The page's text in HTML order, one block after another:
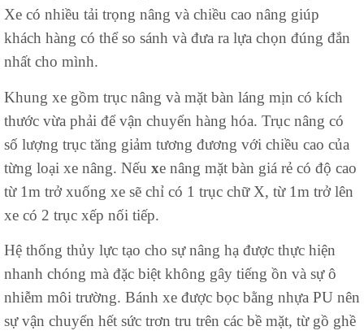
Xe có nhiều tải trọng nâng và chiều cao nâng giúp
khách hàng có thể so sánh và đưa ra lựa chọn đúng đắn
nhất cho mình.
Khung xe gồm trục nâng và mặt bàn láng mịn có kích
thước vừa phải để vận chuyển hàng hóa. Trục nâng có
số lượng trục tăng giảm tương đương với chiều cao của
từng loại xe nâng. Nếu xe nâng mặt bàn giá rẻ có độ cao
từ 1m trở xuống xe sẽ chỉ có 1 trục chữ X, từ 1m trở lên
xe có 2 trục xếp nối tiếp.
Hệ thống thủy lực tạo cho sự nâng hạ được thực hiện
nhanh chóng mà đặc biệt không gây tiếng ồn và sự ô
nhiễm môi trường. Bánh xe được bọc bằng nhựa PU nên
sự vận chuyển hết sức trơn tru trên các bề mặt, từ gồ ghề